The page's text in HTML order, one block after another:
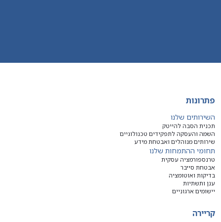
פתרונות
השירותים שלנו
תכנית הסבה להייטק
השמה והעסקה לתפקידים טכנולוגיים
שירותים מנוהלים ואבטחת מידע
תחומי ההתמחות שלנו
טרנספורמציה עסקית
אבטחת סייבר
בדיקות ואוטומציה
ענן ותשתיות
יישומים ארגוניים
קריירה